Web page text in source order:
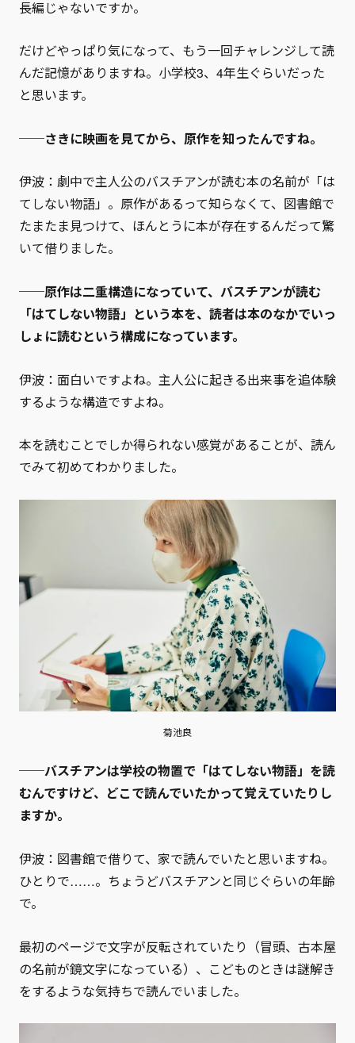
長編じゃないですか。
だけどやっぱり気になって、もう一回チャレンジして読
んだ記憶がありますね。小学校3、4年生ぐらいだった
と思います。
──さきに映画を見てから、原作を知ったんですね。
伊波：劇中で主人公のバスチアンが読む本の名前が「は
てしない物語」。原作があるって知らなくて、図書館で
たまたま見つけて、ほんとうに本が存在するんだって驚
いて借りました。
──原作は二重構造になっていて、バスチアンが読む
「はてしない物語」という本を、読者は本のなかでいっ
しょに読むという構成になっています。
伊波：面白いですよね。主人公に起きる出来事を追体験
するような構造ですよね。
本を読むことでしか得られない感覚があることが、読ん
でみて初めてわかりました。
菊池良
──バスチアンは学校の物置で「はてしない物語」を読
むんですけど、どこで読んでいたかって覚えていたりし
ますか。
伊波：図書館で借りて、家で読んでいたと思いますね。
ひとりで……。ちょうどバスチアンと同じぐらいの年齢
で。
最初のページで文字が反転されていたり（冒頭、古本屋
の名前が鏡文字になっている）、こどものときは謎解き
をするような気持ちで読んでいました。